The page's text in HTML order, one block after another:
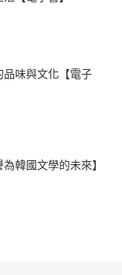
品味與文化【電子
韓國文學的未來】